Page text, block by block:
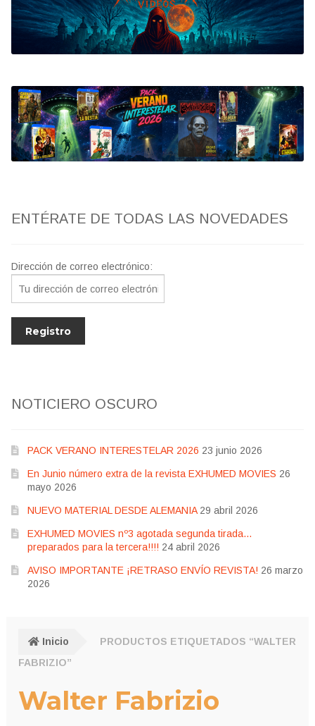
Bluray
Clasificada S
artwork
fantaterror
Jesús Franco
ENTÉRATE DE TODAS LAS NOVEDADES
Dirección de correo electrónico:
NOTICIERO OSCURO
PACK VERANO INTERESTELAR 2026 23 junio 2026
En Junio número extra de la revista EXHUMED MOVIES 26
mayo 2026
NUEVO MATERIAL DESDE ALEMANIA 29 abril 2026
EXHUMED MOVIES nº3 agotada segunda tirada…
preparados para la tercera!!!! 24 abril 2026
AVISO IMPORTANTE ¡RETRASO ENVÍO REVISTA! 26 marzo
2026
Inicio
PRODUCTOS ETIQUETADOS “WALTER
FABRIZIO”
Walter Fabrizio